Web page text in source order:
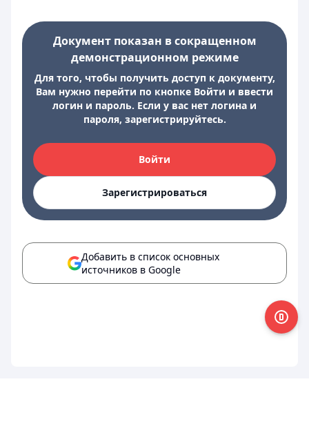
Документ показан в сокращенном
демонстрационном режиме
Для того, чтобы получить доступ к документу,
Вам нужно перейти по кнопке Войти и ввести
логин и пароль. Если у вас нет логина и
пароля, зарегистрируйтесь.
Войти
Зарегистрироваться
Добавить в список основных
источников в Google